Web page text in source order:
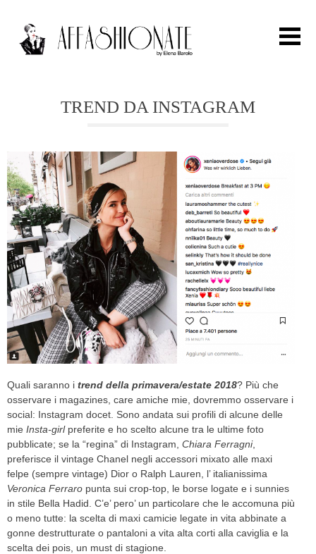
FASHION
OUTFIT
BEAUTY
TRAVEL
PARTIES
CELEB
PRESS
CONTACT
ABOUT
ARCHIVES
CONTACT
HOME
TREND DA INSTAGRAM
Quali saranno i trend della primavera/estate 2018? Più che
osservare i magazines, care amiche mie, dovremmo osservare i
social: Instagram docet. Sono andata sui profili di alcune delle
mie Insta-girlpreferite e ho scelto alcune tra le ultime foto
pubblicate; se la “regina” di Instagram, Chiara Ferragni,
preferisce il vintage Chanel negli accessori mixato alle maxi
felpe (sempre vintage) Dior o Ralph Lauren, l’ italianissima
Veronica Ferraro punta sui crop-top, le borse logate e i sunnies
in stile Bella Hadid. C’e’ pero’ un particolare che le accomuna più
o meno tutte: la scelta di maxi camicie legate in vita abbinate a
gonne destrutturate o pantaloni a vita alta corti alla caviglia e la
scelta dei pois, un must di stagione.